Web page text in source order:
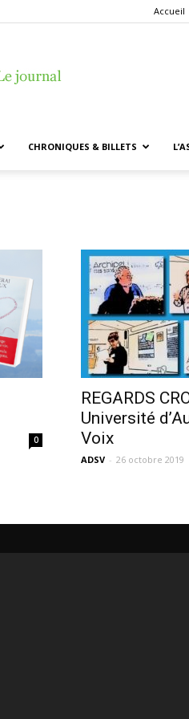
Accueil
CHRONIQUES & BILLETS
0
REGARDS
Université
Voix
ADSV - 26 octobre 2019